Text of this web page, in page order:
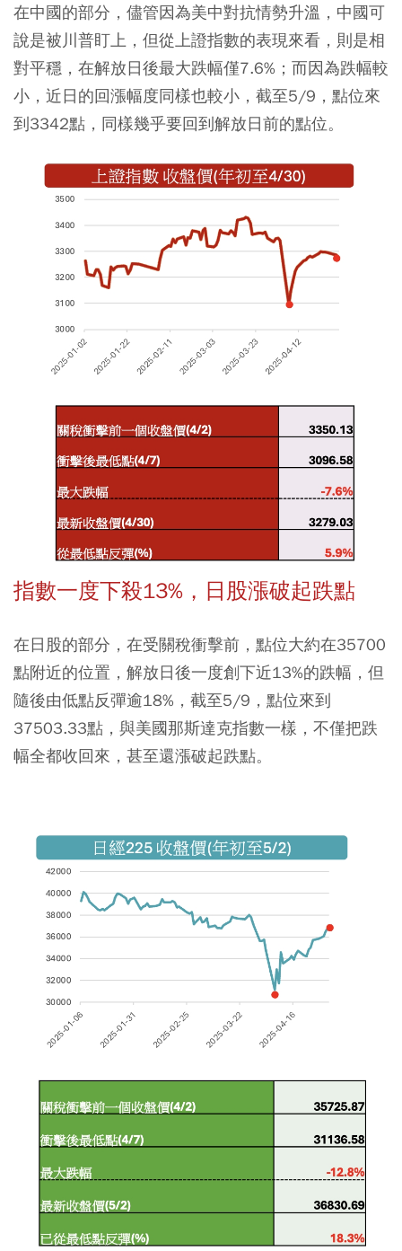
在中國的部分，儘管因為美中對抗情勢升溫，中國可
說是被川普盯上，但從上證指數的表現來看，則是相
對平穩，在解放日後最大跌幅僅7.6%；而因為跌幅較
小，近日的回漲幅度同樣也較小，截至5/9，點位來
到3342點，同樣幾乎要回到解放日前的點位。
指數一度下殺13%，日股漲破起跌點
在日股的部分，在受關稅衝擊前，點位大約在35700
點附近的位置，解放日後一度創下近13%的跌幅，但
隨後由低點反彈逾18%，截至5/9，點位來到
37503.33點，與美國那斯達克指數一樣，不僅把跌
幅全都收回來，甚至還漲破起跌點。